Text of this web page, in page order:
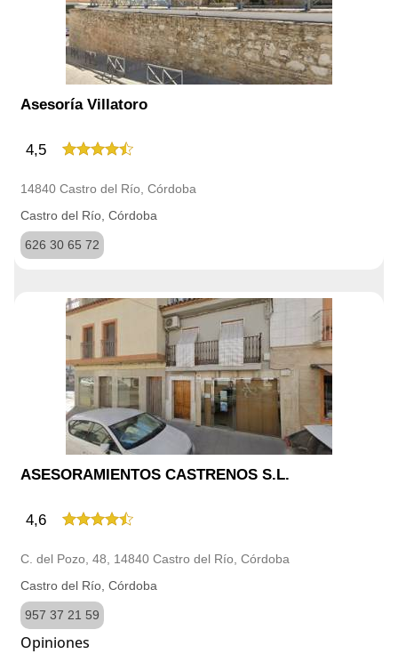
Asesoría Villatoro
4,5
14840 Castro del Río, Córdoba
Castro del Río, Córdoba
626 30 65 72
ASESORAMIENTOS CASTRENOS S.L.
4,6
C. del Pozo, 48, 14840 Castro del Río, Córdoba
Castro del Río, Córdoba
957 37 21 59
Opiniones